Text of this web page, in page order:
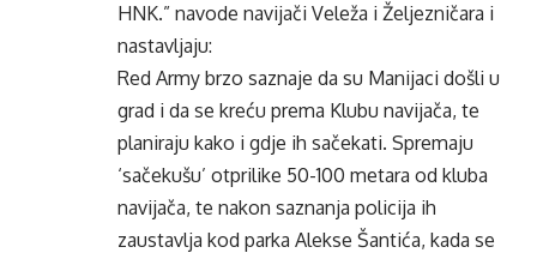
HNK.” navode navijači Veleža i Željezničara i
nastavljaju:
Red Army brzo saznaje da su Manijaci došli u
grad i da se kreću prema Klubu navijača, te
planiraju kako i gdje ih sačekati. Spremaju
‘sačekušu’ otprilike 50-100 metara od kluba
navijača, te nakon saznanja policija ih
zaustavlja kod parka Alekse Šantića, kada se